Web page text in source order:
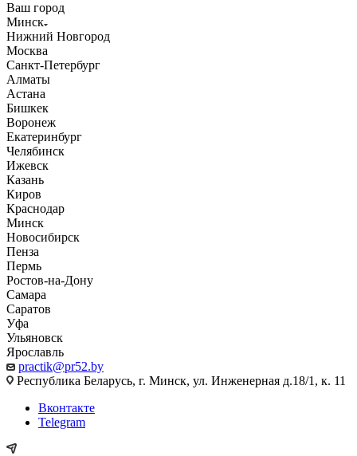
Ваш город
Минск
Нижний Новгород
Москва
Санкт-Петербург
Алматы
Астана
Бишкек
Воронеж
Екатеринбург
Челябинск
Ижевск
Казань
Киров
Краснодар
Минск
Новосибирск
Пенза
Пермь
Ростов-на-Дону
Самара
Саратов
Уфа
Ульяновск
Ярославль
practik@pr52.by
Республика Беларусь, г. Минск, ул. Инженерная д.18/1, к. 11
Вконтакте
Telegram